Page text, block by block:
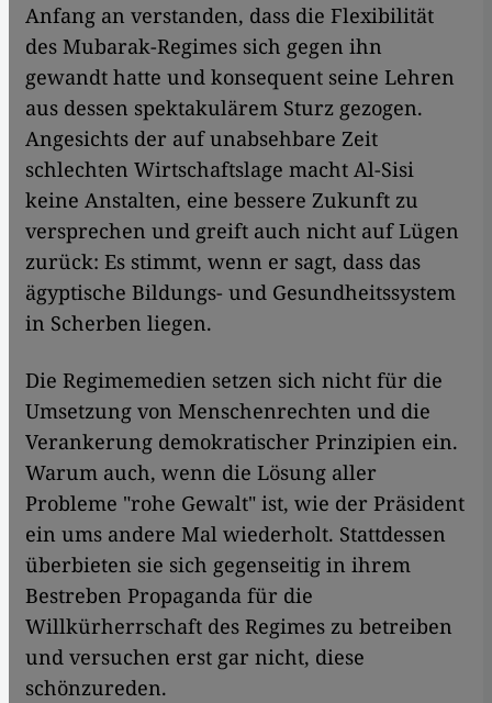
Anfang an verstanden, dass die Flexibilität
des Mubarak-Regimes sich gegen ihn
gewandt hatte und konsequent seine Lehren
aus dessen spektakulärem Sturz gezogen.
Angesichts der auf unabsehbare Zeit
schlechten Wirtschaftslage macht Al-Sisi
keine Anstalten, eine bessere Zukunft zu
versprechen und greift auch nicht auf Lügen
zurück: Es stimmt, wenn er sagt, dass das
ägyptische Bildungs- und Gesundheitssystem
in Scherben liegen.
Die Regimemedien setzen sich nicht für die
Umsetzung von Menschenrechten und die
Verankerung demokratischer Prinzipien ein.
Warum auch, wenn die Lösung aller
Probleme "rohe Gewalt" ist, wie der Präsident
ein ums andere Mal wiederholt. Stattdessen
überbieten sie sich gegenseitig in ihrem
Bestreben Propaganda für die
Willkürherrschaft des Regimes zu betreiben
und versuchen erst gar nicht, diese
schönzureden.